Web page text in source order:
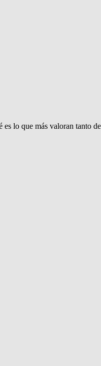
lo que más valoran tanto